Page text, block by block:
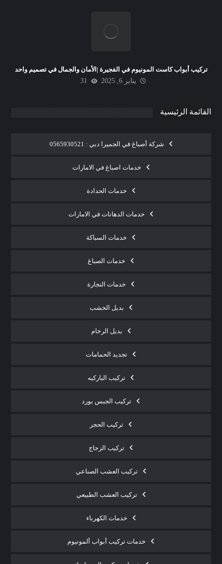
تركيب أبواب كاست المونيوم في الفجيرة |الأمان والجمال في تصميم واحد
يناير 6, 2025
31
القائمة الرئيسية
شركة أصباغ في الجميرا دبي : 0565930521
خدمات اصباغ في الامارات
خدمات الحدادة
خدمات الدهانات في الامارات
خدمات السباكة
خدمات الصباغ
خدمات النجارة
بديل الخشب
بديل الرخام
تجديد الحمامات
تركيب الباركيه
تركيب الجبس بورد
تركيب الحجر
تركيب الزجاج
تركيب العشب الصناعي
تركيب العشب الطبيعي
خدمات الكهرباء
خدمات تركيب أبواب ألمونيوم